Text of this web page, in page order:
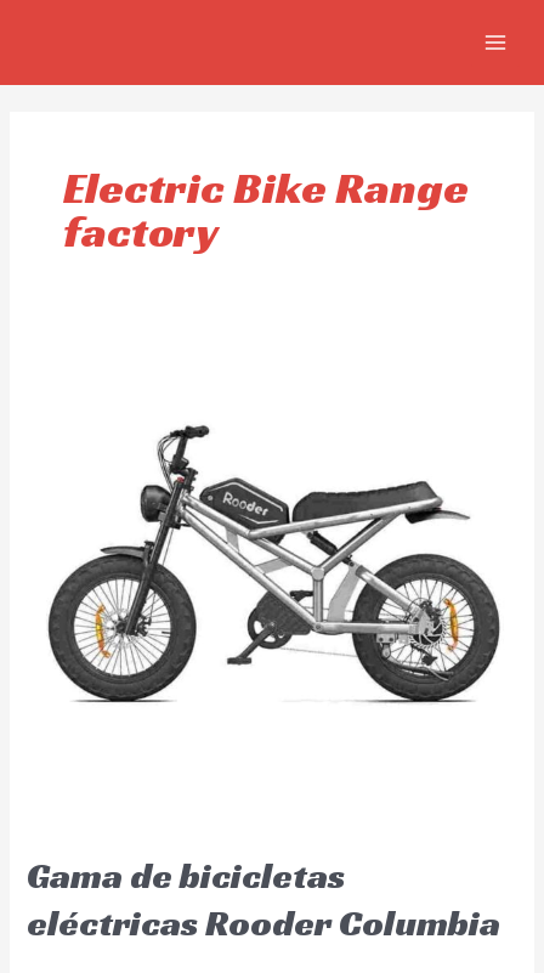
Electric Bike Range
factory
Gama de bicicletas
eléctricas Rooder Columbia